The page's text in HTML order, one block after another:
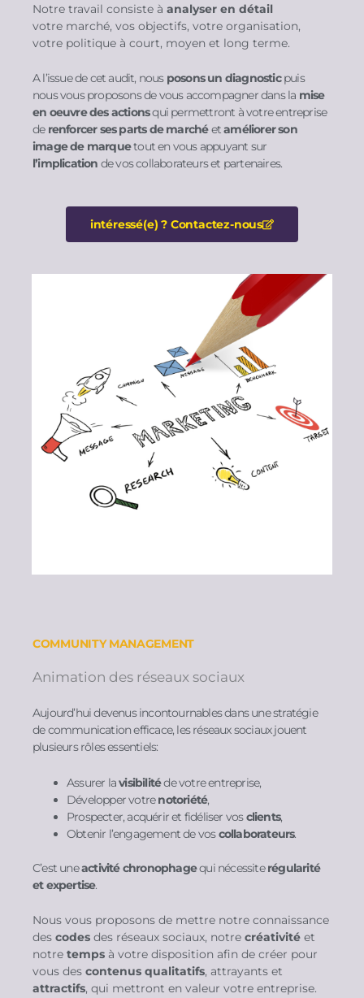
Notre travail consiste à analyser en détail
votre marché, vos objectifs, votre organisation,
votre politique à court, moyen et long terme.
A l’issue de cet audit, nous posons un diagnosticpuis
nous vous proposons de vous accompagner dans la mise
en oeuvre des actionsqui permettront à votre entreprise
de renforcer ses parts de marchéetaméliorer son
image de marquetout en vous appuyant sur
l’implication de vos collaborateurs et partenaires.
intéressé(e) ? Contactez-nous​
COMMUNITY MANAGEMENT
Animation des réseaux sociaux
Aujourd’hui devenus incontournables dans une stratégie
de communication efficace, les réseaux sociaux jouent
plusieurs rôles essentiels:
Assurer lavisibilitéde votre entreprise,
Développer votrenotoriété,
Prospecter, acquérir et fidéliser vosclients,
Obtenir l’engagement de voscollaborateurs.
C’est uneactivité chronophagequi nécessiterégularité
et expertise.
Nous vous proposons de mettre notre connaissance
des codes des réseaux sociaux, notre créativité et
notre temps à votre disposition afin de créer pour
vous des contenus qualitatifs, attrayants et
attractifs, qui mettront en valeur votre entreprise.